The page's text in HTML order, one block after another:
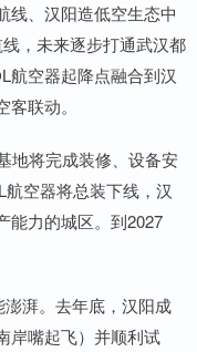
线、汉阳造低空生态中
，未来逐步打通武汉都
航空器起降点融合到汉
联动。
地将完成装修、设备安
航空器将总装下线，汉
能力的城区。到2027
澎湃。去年底，汉阳成
岸嘴起飞）并顺利试